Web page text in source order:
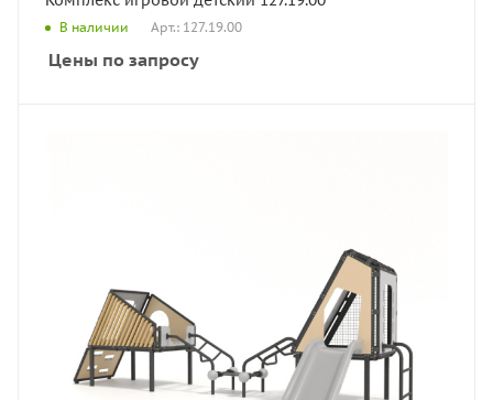
В наличии Арт.: 127.19.00
Цены по запросу